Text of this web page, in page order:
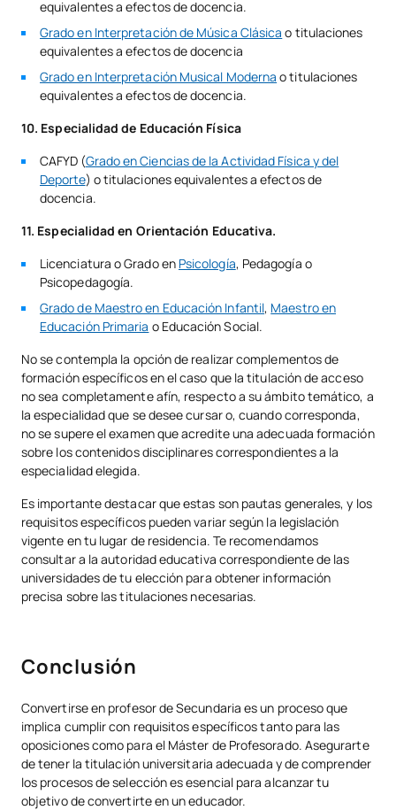
equivalentes a efectos de docencia.
Grado en Interpretación de Música Clásica o titulaciones
equivalentes a efectos de docencia
Grado en Interpretación Musical Moderna o titulaciones
equivalentes a efectos de docencia.
10. Especialidad de Educación Física
CAFYD (Grado en Ciencias de la Actividad Física y del
Deporte) o titulaciones equivalentes a efectos de
docencia.
11. Especialidad en Orientación Educativa.
Licenciatura o Grado en Psicología, Pedagogía o
Psicopedagogía.
Grado de Maestro en Educación Infantil, Maestro en
Educación Primaria o Educación Social.
No se contempla la opción de realizar complementos de
formación específicos en el caso que la titulación de acceso
no sea completamente afín, respecto a su ámbito temático, a
la especialidad que se desee cursar o, cuando corresponda,
no se supere el examen que acredite una adecuada formación
sobre los contenidos disciplinares correspondientes a la
especialidad elegida.
Es importante destacar que estas son pautas generales, y los
requisitos específicos pueden variar según la legislación
vigente en tu lugar de residencia. Te recomendamos
consultar a la autoridad educativa correspondiente de las
universidades de tu elección para obtener información
precisa sobre las titulaciones necesarias.
Conclusión
Convertirse en profesor de Secundaria es un proceso que
implica cumplir con requisitos específicos tanto para las
oposiciones como para el Máster de Profesorado. Asegurarte
de tener la titulación universitaria adecuada y de comprender
los procesos de selección es esencial para alcanzar tu
objetivo de convertirte en un educador.